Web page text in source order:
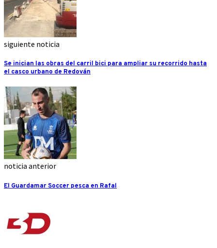
siguiente noticia
Se inician las obras del carril bici para ampliar su recorrido hasta
el casco urbano de Redován
noticia anterior
El Guardamar Soccer pesca en Rafal